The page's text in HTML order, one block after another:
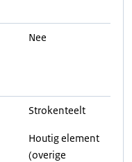
Nee
Strokenteelt
Houtig element
(overige